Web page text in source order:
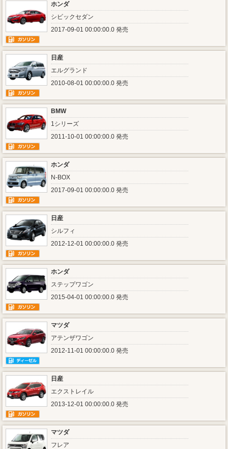
ホンダ
シビックセダン
2017-09-01 00:00:00.0 発売
日産
エルグランド
2010-08-01 00:00:00.0 発売
BMW
1シリーズ
2011-10-01 00:00:00.0 発売
ホンダ
N-BOX
2017-09-01 00:00:00.0 発売
日産
シルフィ
2012-12-01 00:00:00.0 発売
ホンダ
ステップワゴン
2015-04-01 00:00:00.0 発売
マツダ
アテンザワゴン
2012-11-01 00:00:00.0 発売
日産
エクストレイル
2013-12-01 00:00:00.0 発売
マツダ
フレア